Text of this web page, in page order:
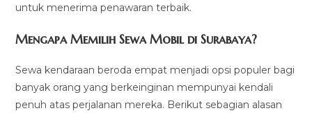
untuk menerima penawaran terbaik.
Mengapa Memilih Sewa Mobil di Surabaya?
Sewa kendaraan beroda empat menjadi opsi populer bagi
banyak orang yang berkeinginan mempunyai kendali
penuh atas perjalanan mereka. Berikut sebagian alasan